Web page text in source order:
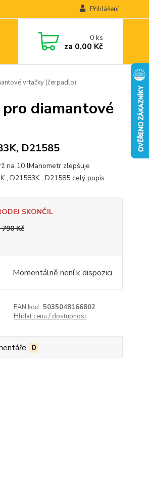
Přihlášení
0ks
za 0,00 Kč
vrtačky (čerpadlo)
diamantové
D21585
na 10 lManometr zlepšuje
D21583K , D21585 celý popis
SKONČIL
790 Kč
Momentálně není k dispozici
EAN kód: 5035048166802
Hlídat cenu / dostupnost
0